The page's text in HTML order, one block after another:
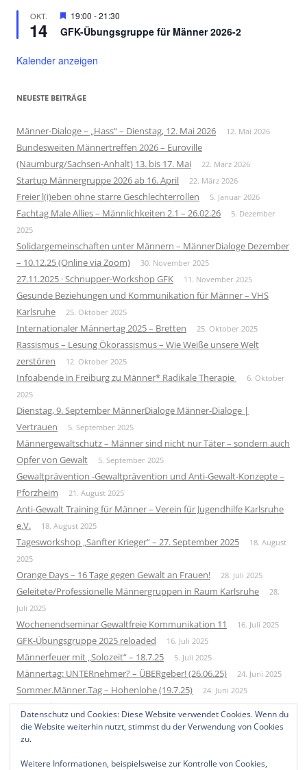
OKT.
14
Hervorgehoben
19:00 -21:30
GFK-Übungsgruppe für Männer 2026-2
Kalender anzeigen
NEUESTE BEITRÄGE
Männer-Dialoge – „Hass“ – Dienstag, 12. Mai 2026 12. Mai 2026
Bundesweiten Männertreffen 2026 – Euroville
(Naumburg/Sachsen-Anhalt) 13. bis 17. Mai
22. März 2026
Startup Männergruppe 2026 ab 16. April 22. März 2026
Freier l(i)eben ohne starre Geschlechterrollen 5. Januar 2026
Fachtag Male Allies – Männlichkeiten 2.1 – 26.02.26
5. Dezember
2025
Solidargemeinschaften unter Männern – MännerDialoge Dezember
– 10.12.25 (Online via Zoom)
30. November 2025
27.11.2025 · Schnupper-Workshop GFK 11. November 2025
Gesunde Beziehungen und Kommunikation für Männer – VHS
Karlsruhe
25. Oktober 2025
Internationaler Männertag 2025 – Bretten 25. Oktober 2025
Rassismus – Lesung Ökorassismus – Wie Weiße unsere Welt
zerstören
12. Oktober 2025
Infoabende in Freiburg zu Männer* Radikale Therapie
6. Oktober
2025
Dienstag, 9. September MännerDialoge Männer-Dialoge |
Vertrauen
5. September 2025
Männergewaltschutz – Männer sind nicht nur Täter – sondern auch
Opfer von Gewalt
5. September 2025
Gewaltprävention -Gewaltprävention und Anti-Gewalt-Konzepte –
Pforzheim
21. August 2025
Anti-Gewalt Training für Männer – Verein für Jugendhilfe Karlsruhe
e.V.
18. August 2025
Tagesworkshop „Sanfter Krieger“ – 27. September 2025
18. August
2025
Orange Days – 16 Tage gegen Gewalt an Frauen! 28. Juli 2025
Geleitete/Professionelle Männergruppen in Raum Karlsruhe
28.
Juli 2025
Wochenendseminar Gewaltfreie Kommunikation 11 16. Juli 2025
GFK-Übungsgruppe 2025 reloaded 16. Juli 2025
Männerfeuer mit „Solozeit“ – 18.7.25 5. Juli 2025
Männertag: UNTERnehmer? – ÜBERgeber! (26.06.25) 24. Juni 2025
Sommer.Männer.Tag – Hohenlohe (19.7.25) 24. Juni 2025
Neue Männergruppe – Startup 2026 1. Juni 2025
Bundesweites Männertreffen 2025 10. Mai 2025
Datenschutz und Cookies: Diese Website verwendet Cookies. Wenn du
die Website weiterhin nutzt, stimmst du der Verwendung von Cookies
zu.
Weitere Informationen, beispielsweise zur Kontrolle von Cookies,